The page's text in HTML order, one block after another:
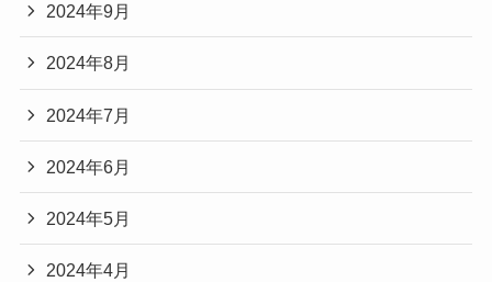
2024年9月
2024年8月
2024年7月
2024年6月
2024年5月
2024年4月